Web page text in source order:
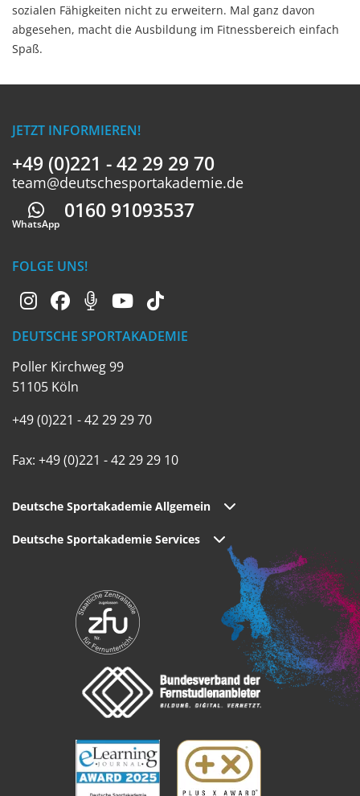
sozialen Fähigkeiten nicht zu erweitern. Mal ganz davon
abgesehen, macht die Ausbildung im Fitnessbereich einfach
Spaß.
JETZT INFORMIEREN!
+49 (0)221 - 42 29 29 70
team@deutschesportakademie.de
Whatsapp
WhatsApp
0160 91093537
FOLGE UNS!
DEUTSCHE SPORTAKADEMIE
Poller Kirchweg 99
51105 Köln
+49 (0)221 - 42 29 29 70
Fax: +49 (0)221 - 42 29 29 10
Deutsche Sportakademie Allgemein
Deutsche Sportakademie Services